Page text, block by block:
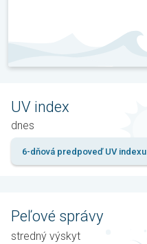
UV index
dnes
6-dňová predpoveď UV indexu
Peľové správy
stredný výskyt